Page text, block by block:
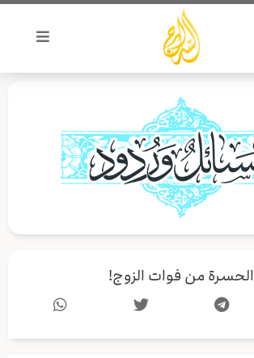
الحسرة من فوات الزوج!